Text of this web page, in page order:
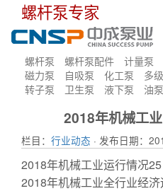
螺杆泵专家
螺杆泵 螺杆泵配件 计量泵
磁力泵
自吸泵 化工泵 多
转子泵
卫生泵 液下泵 油泵
2018年机械工
栏目： 行业动态 · 发布日期：
2018年机械工业运行情况
2018年机械工业全行业经济